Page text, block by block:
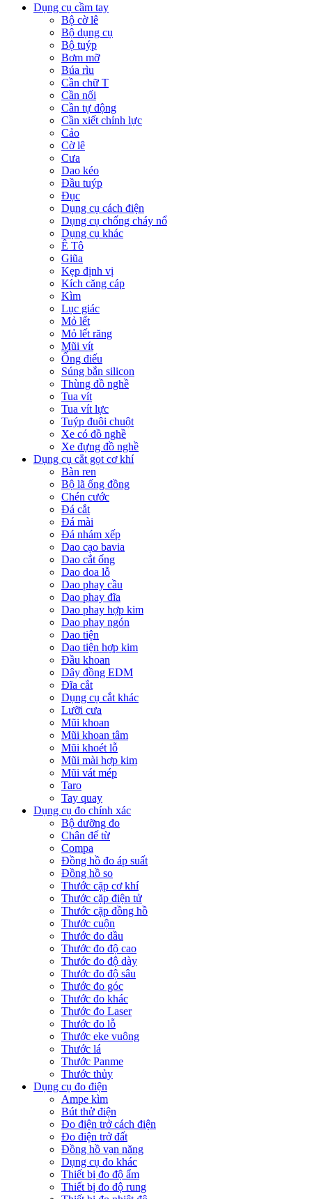
Dụng cụ cầm tay
Bộ cờ lê
Bộ dụng cụ
Bộ tuýp
Bơm mỡ
Búa rìu
Cần chữ T
Cần nối
Cần tự động
Cần xiết chỉnh lực
Cảo
Cờ lê
Cưa
Dao kéo
Đầu tuýp
Đục
Dụng cụ cách điện
Dụng cụ chống cháy nổ
Dụng cụ khác
Ê Tô
Giũa
Kẹp định vị
Kích căng cáp
Kìm
Lục giác
Mỏ lết
Mỏ lết răng
Mũi vít
Ống điếu
Súng bắn silicon
Thùng đồ nghề
Tua vít
Tua vít lực
Tuýp đuôi chuột
Xe có đồ nghề
Xe đựng đồ nghề
Dụng cụ cắt gọt cơ khí
Bàn ren
Bộ lã ống đồng
Chén cước
Đá cắt
Đá mài
Đá nhám xếp
Dao cạo bavia
Dao cắt ống
Dao doa lỗ
Dao phay cầu
Dao phay đĩa
Dao phay hợp kim
Dao phay ngón
Dao tiện
Dao tiện hợp kim
Đầu khoan
Dây đồng EDM
Đĩa cắt
Dụng cụ cắt khác
Lưỡi cưa
Mũi khoan
Mũi khoan tâm
Mũi khoét lỗ
Mũi mài hợp kim
Mũi vát mép
Taro
Tay quay
Dụng cụ đo chính xác
Bộ dưỡng đo
Chân đế từ
Compa
Đồng hồ đo áp suất
Đồng hồ so
Thước cặp cơ khí
Thước cặp điện tử
Thước cặp đồng hồ
Thước cuộn
Thước đo dầu
Thước đo độ cao
Thước đo độ dày
Thước đo độ sâu
Thước đo góc
Thước đo khác
Thước đo Laser
Thước đo lỗ
Thước eke vuông
Thước lá
Thước Panme
Thước thủy
Dụng cụ đo điện
Ampe kìm
Bút thử điện
Đo điện trở cách điện
Đo điện trở đất
Đồng hồ vạn năng
Dụng cụ đo khác
Thiết bị đo độ ẩm
Thiết bị đo độ rung